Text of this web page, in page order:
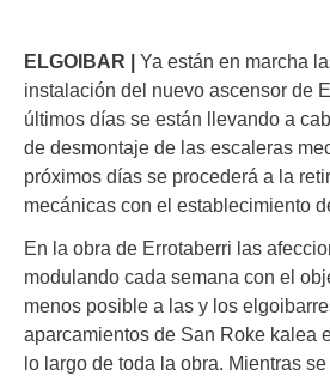
ELGOIBAR | Ya están en marcha
instalación del nuevo ascensor de
últimos días se están llevando a
de desmontaje de las escaleras
próximos días se procederá a la
mecánicas con el establecimiento
En la obra de Errotaberri las
modulando cada semana con el
menos posible a las y los
aparcamientos de San Roke kalea
lo largo de toda la obra. Mientras